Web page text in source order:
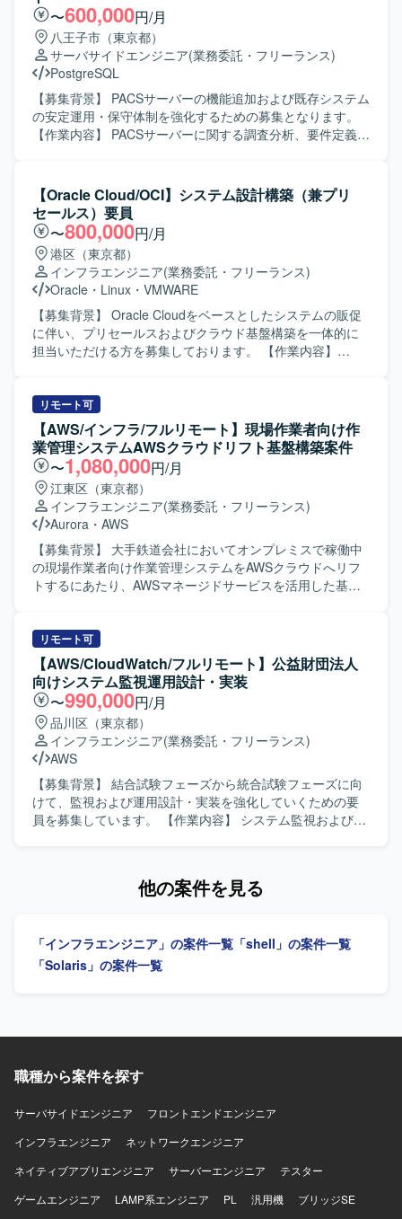
コミュニケーションを取りながら業務を進めることに抵抗
がない方を求めています。既存の設計にとらわれず、より
適切なアーキテクチャを主体的に提案できる方や、スキル
面で不足があっても臨機応変に動き、キャッチアップして
いける方が望ましいです。 【ポジションの魅力】 大規模な
予約サービスのインフラ基盤に携わることで、設計から構
築、監視・運用まで一連の工程を経験することができま
す。開発チームとの距離が近く、インフラ観点からサービ
LAMP系ミドルウェアを中心としたインフラ環境となりま
す。シェルスクリプトによる運用ツール開発や、Gitを用い
たバージョン管理、プロビジョニングツールを利用した構
成管理などを行っていただきます。
〜600,000円/月
八王子市（東京都）
サーバサイドエンジニア(業務委託・フリーランス)
PostgreSQL
【募集背景】 PACSサーバーの機能追加および既存システム
の安定運用・保守体制を強化するための募集となります。
【作業内容】 PACSサーバーに関する調査分析、要件定義、
てご担当いただきます。 オンプレまたはクラウド環境を前
提としたサーバーサイドアーキテクチャ設計や、非機能要
件（性能・可用性・セキュリティ）を考慮した設計も実施
していただきます。 【求める人物像】 関係者と円滑にコミ
ュニケーションを取りながら、複数チームや製品間での調
整を主体的に進められる方を求めています。 サーバーサイ
ド設計やインフラ周りの知見を活かしながら、安定稼働と
機能拡張の両立に取り組んでいただける方が望ましいで
す。 【ポジションの魅力】 医療IT領域のPACSサーバーと
いう専門性の高い分野で、サーバーサイドアーキテクトと
計やインフラ寄りの構築・運用経験も積むことができる環
境です。 【開発環境】 RDBMSとしてPostgreSQLを利用し
たサーバーサイドシステムを対象とした環境となります。
【Oracle Cloud/OCI】システム設計構築（兼プリ
セールス）要員
〜800,000円/月
港区（東京都）
インフラエンジニア(業務委託・フリーランス)
Oracle ・ Linux ・ VMWARE
【募集背景】 Oracle Cloudをベースとしたシステムの販促
に伴い、プリセールスおよびクラウド基盤構築を一体的に
担当いただける方を募集しております。 【作業内容】
業務を担当していただきます。また、受注した案件におい
ては、プロジェクトリーダーとしてクラウド基盤の構築や
移行作業を推進し、手足要員への指示出しを行っていただ
きます。ネットワークのみではなく、監視やバックアッ
プ、セキュリティ、運用といった非機能要件も含めたクラ
ウドインフラ全体の設計・構築に携わっていただきます。
【求める人物像】 お客様との仕様調整や認識合わせを主体
的に行いながら、クラウド基盤全体を俯瞰して設計・構築
をリードしていただける方を求めております。技術的な知
見をもとに提案内容をわかりやすく説明し、関係者と円滑
にコミュニケーションが取れる方を歓迎いたします。 【ポ
を中心としたクラウドインフラの知見を幅広く深めていた
だけます。お客様との上流工程における調整や提案活動を
通じて、技術力だけでなく提案力やリーダーシップも磨い
ていただけるポジションです。 【開発環境】 Oracle Cloud
Infrastructure(OCI)を中心としたクラウド環境をベースに、
監視やバックアップ、セキュリティ、運用などの非機能要
件を考慮したインフラ設計・構築を行っていただきます。
リモート可
【AWS/インフラ/フルリモート】現場作業者向け作
業管理システムAWSクラウドリフト基盤構築案件
〜1,080,000円/月
江東区（東京都）
インフラエンジニア(業務委託・フリーランス)
Aurora ・ AWS
【募集背景】 大手鉄道会社においてオンプレミスで稼働中
の現場作業者向け作業管理システムをAWSクラウドへリフ
トするにあたり、AWSマネージドサービスを活用した基盤
ウドリフトにおいて、基盤チームの一員として非機能要件
の整理からAWS基盤の設計、IaC実装、運用設計までを一気
通貫で担当いただきます。具体的には、可用性や性能、拡
張性、セキュリティ、運用、コストなどの非機能要件を整
理し、それらを根拠にネットワークやコンテナ基盤、デー
タベース、認証連携、監視やバックアップなどの基盤設計
に落とし込んでいただきます。VPCやサブネット、NAT、
VPCエンドポイントなどのネットワーク設計、ECS on
Fargateを用いたコンテナ基盤設計、Aurora PostgreSQLや
RDS Proxy、ElastiCacheなどを用いたデータ基盤設計を行
っていただきます。また、WAFやGuardDuty、Security
のCI/CDパイプライン構築も担当いただきます。さらに、オ
ア、権限、コスト監視などの運用設計も行っていただきま
す。 【求める人物像】 非機能要件から設計、IaC実装、運
間を橋渡しできるコミュニケーション力を発揮いただける
つつ、AWSマネージドサービスへ適切に置き換える設計判
断力をお持ちの方にマッチするポジションです。 【ポジシ
ョンの魅力】 大手鉄道会社向けの高可用性かつ高セキュリ
ティが求められる基盤を、AWSマネージドサービスを中心
にゼロから設計し構築していく経験を積むことができま
い工程に関与できるため、クラウドアーキテクトとしての
スキルを総合的に高めていただけます。また、セキュリテ
リモート可
【AWS/CloudWatch/フルリモート】公益財団法人
向けシステム監視運用設計・実装
〜990,000円/月
品川区（東京都）
インフラエンジニア(業務委託・フリーランス)
AWS
【募集背景】 結合試験フェーズから統合試験フェーズに向
けて、監視および運用設計・実装を強化していくための要
員を募集しています。 【作業内容】 システム監視およびロ
設計、ダッシュボードやSeverityルール、対応フロー、クロ
OpsItemなど各種コンポーネントの実装を行っていただきま
す。結合試験および統合試験の中で、コードを読み取りつ
走してコードの読み書きができる方を求めています。結合
る主体性のある方、監視ダッシュボードや各種ツールを組
み合わせた運用設計に前向きに取り組める方を歓迎しま
す。 【ポジションの魅力】 結合試験から統合試験までのフ
ェーズに継続して参画し、監視および運用周りの設計から
実装までを一貫して担うことができます。AWSネイティブ
た仕組みづくりに深く関与できる点が魅力です。 【開発環
境】 AWS環境上で、Cloud Watch、Event Bridge、Alarm、
他の案件を見る
「インフラエンジニア」の案件一覧 「shell」の案件一覧
「Solaris」の案件一覧
職種から案件を探す
サーバサイドエンジニア
フロントエンドエンジニア
インフラエンジニア
ネットワークエンジニア
ネイティブアプリエンジニア
サーバーエンジニア
テスター
ゲームエンジニア
LAMP系エンジニア PL 汎用機
ブリッジSE